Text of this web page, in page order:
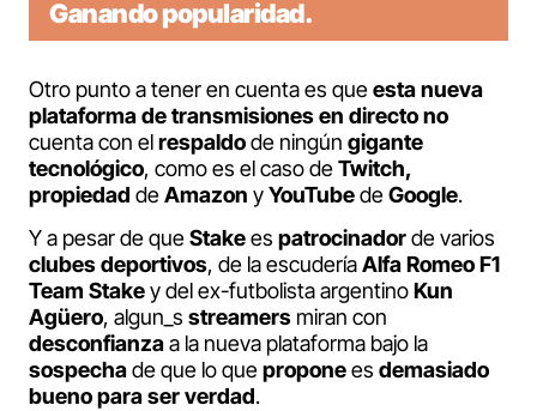
Ganando popularidad.
Otro punto a tener en cuenta es queesta nueva
plataforma de transmisiones en directono
cuenta con elrespaldode ningún gigante
tecnológico, como es el caso deTwitch,
propiedad deAmazon yYouTubedeGoogle.
Y a pesar de queStakees patrocinadorde varios
clubes deportivos, de la escuderíaAlfa Romeo F1
Team Stakey del ex-futbolista argentinoKun
Agüero, algun_s streamers miran con
desconfianzaa la nueva plataforma bajo la
sospechade que lo queproponees demasiado
bueno para ser verdad.